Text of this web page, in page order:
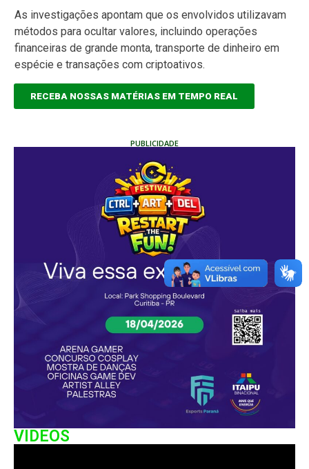
As investigações apontam que os envolvidos utilizavam
métodos para ocultar valores, incluindo operações
financeiras de grande monta, transporte de dinheiro em
espécie e transações com criptoativos.
RECEBA NOSSAS MATÉRIAS EM TEMPO REAL
PUBLICIDADE
VIDEOS